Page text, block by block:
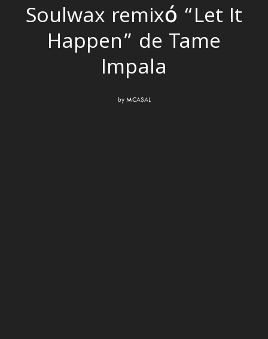
Soulwax remixó “Let It
Happen” de Tame
Impala
by MCASAL